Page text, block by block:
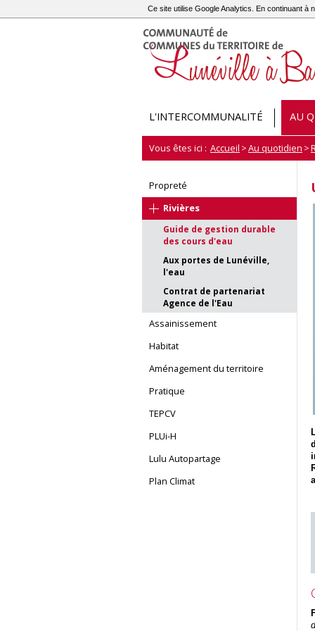
Ce site utilise Google Analytics. En continuant
Vous êtes ici : Accueil >Au quotidien >
L'INTERCOMMUNALITÉ AU
Propreté
Rivières
Guide de gestion durable
des cours d'eau
Aux portes de Lunéville,
l'eau
Contrat de partenariat
Agence de l'Eau
Assainissement
Habitat
Aménagement du territoire
Pratique
TEPCV
PLUi-H
Lulu Autopartage
Plan Climat